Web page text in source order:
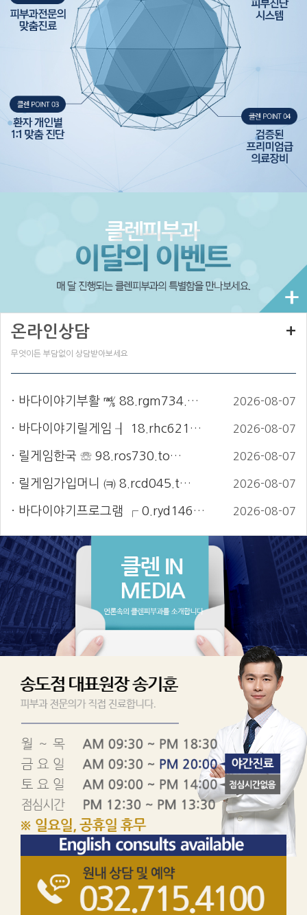
온라인상담
무엇이든 부담없이 상담받아보세요
+
바다이야기부활 ㎮ 88.rgm734.… 2026-08-07
바다이야기릴게임 ┨ 18.rhc621… 2026-08-07
릴게임한국 ☏ 98.ros730.to… 2026-08-07
릴게임가입머니 ㈊ 8.rcd045.t… 2026-08-07
바다이야기프로그램 ┌ 0.ryd146… 2026-08-07